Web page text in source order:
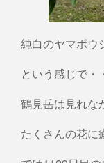
純白のヤマボウ
という感じで・
鶴見岳は見れな
たくさんの花に